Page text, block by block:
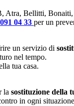
Atra, Bellitti,
04 33 per un
un servizio di
nel tempo.
tua casa.
la sostituzione della
in ogni